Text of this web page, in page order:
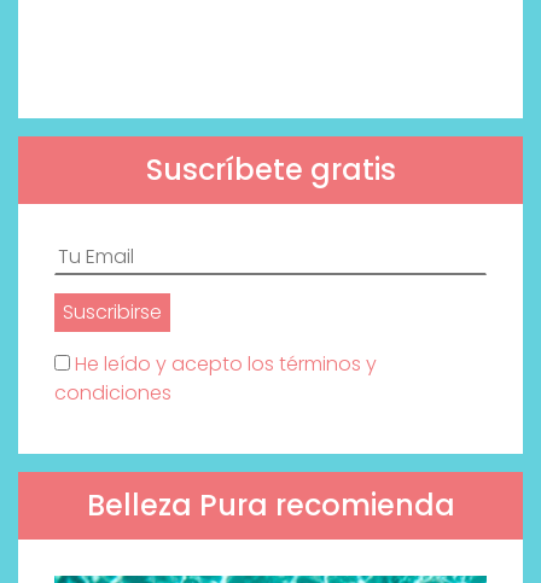
Suscríbete gratis
He leído y acepto los términos y
condiciones
Belleza Pura recomienda